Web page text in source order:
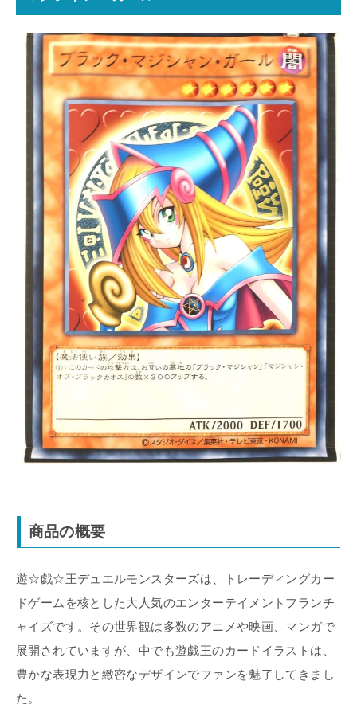
商品の概要
遊☆戯☆王デュエルモンスターズは、トレーディングカー
ドゲームを核とした大人気のエンターテイメントフランチ
ャイズです。その世界観は多数のアニメや映画、マンガで
展開されていますが、中でも遊戯王のカードイラストは、
豊かな表現力と緻密なデザインでファンを魅了してきまし
た。